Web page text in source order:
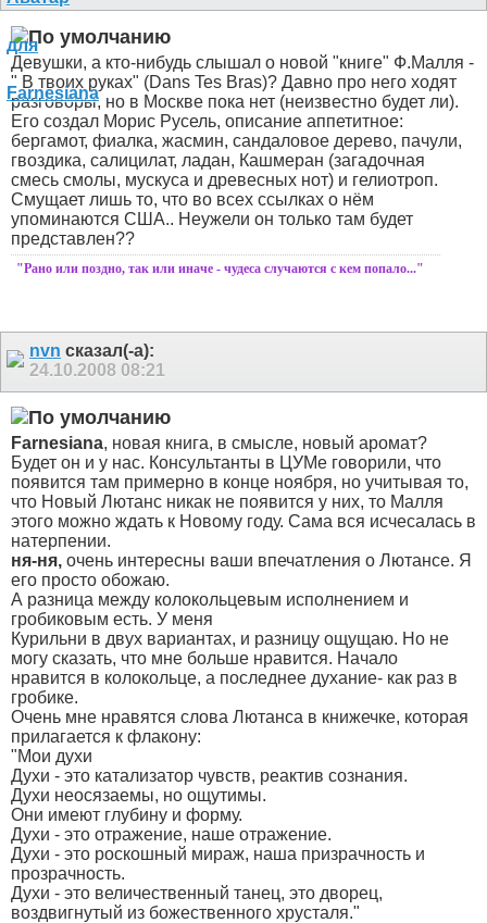
Девушки, а кто-нибудь слышал о новой "книге" Ф.Малля -
" В твоих руках" (Dans Tes Bras)? Давно про него ходят
разговоры, но в Москве пока нет (неизвестно будет ли).
Его создал Морис Русель, описание аппетитное:
бергамот, фиалка, жасмин, сандаловое дерево, пачули,
гвоздика, салицилат, ладан, Кашмеран (загадочная
смесь смолы, мускуса и древесных нот) и гелиотроп.
Смущает лишь то, что во всех ссылках о нём
упоминаются США.. Неужели он только там будет
представлен??
"Рано или поздно, так или иначе - чудеса случаются с кем попало..."
nvn сказал(-а):
24.10.2008 08:21
Farnesiana, новая книга, в смысле, новый аромат?
Будет он и у нас. Консультанты в ЦУМе говорили, что
появится там примерно в конце ноября, но учитывая то,
что Новый Лютанс никак не появится у них, то Малля
этого можно ждать к Новому году. Сама вся исчесалась в
натерпении.
ня-ня, очень интересны ваши впечатления о Лютансе. Я
его просто обожаю.
А разница между колокольцевым исполнением и
гробиковым есть. У меня
Курильни в двух вариантах, и разницу ощущаю. Но не
могу сказать, что мне больше нравится. Начало
нравится в колокольце, а последнее духание- как раз в
гробике.
Очень мне нравятся слова Лютанса в книжечке, которая
прилагается к флакону:
"Мои духи
Духи - это катализатор чувств, реактив сознания.
Духи неосязаемы, но ощутимы.
Они имеют глубину и форму.
Духи - это отражение, наше отражение.
Духи - это роскошный мираж, наша призрачность и
прозрачность.
Духи - это величественный танец, это дворец,
воздвигнутый из божественного хрусталя."